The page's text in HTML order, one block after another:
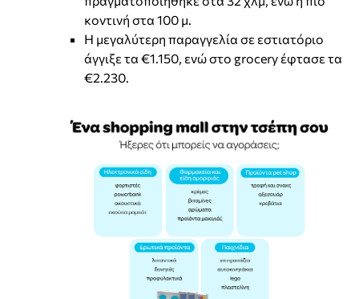
κοντινή στα 100 μ.
Η μεγαλύτερη παραγγελία σε εστιατόριο
άγγιξε τα €1.150, ενώ στο grocery έφτασε τα
€2.230.